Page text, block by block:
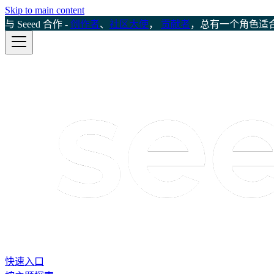
Skip to main content
与 Seeed 合作 - 创作者、 社区大使， 贡献者，总有一个角色适
快速入口